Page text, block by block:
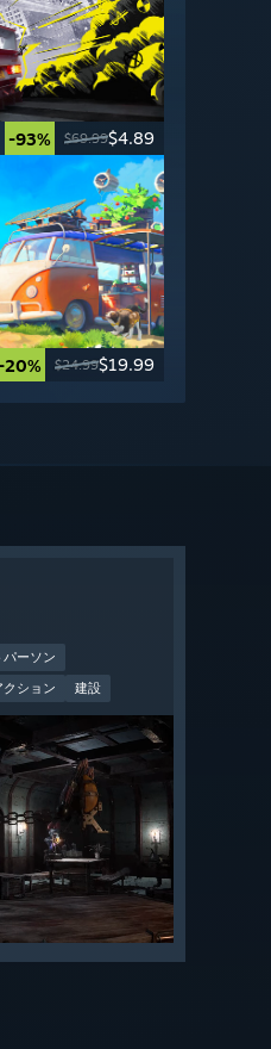
-93% $69.99$4.89
20% $24.99$19.99
パーソン
クション 建設